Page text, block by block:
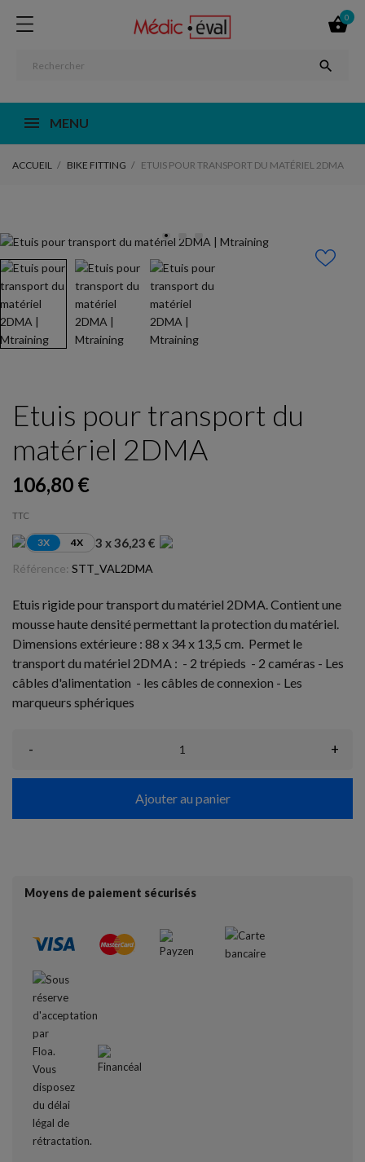

0

MENU
ACCUEIL BIKE FITTING ETUIS POUR TRANSPORT DU MATÉRIEL 2DMA
Etuis pour transport du
matériel 2DMA
106,80 €
TTC
3X 4X 3 x 36,23 €
Référence: STT_VAL2DMA
Etuis rigide pour transport du matériel 2DMA. Contient une
mousse haute densité permettant la protection du matériel.
Dimensions extérieure : 88 x 34 x 13,5 cm. Permet le
transport du matériel 2DMA : - 2 trépieds - 2 caméras - Les
câbles d'alimentation - les câbles de connexion - Les
marqueurs sphériques
- +
Ajouter au panier
Moyens de paiement sécurisés